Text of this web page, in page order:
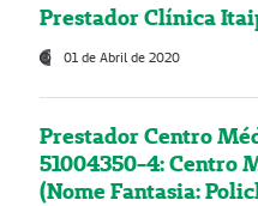
Prestador Clínica
01 de Abril de 2020
Prestador Centro
51004350-4: Centro
(Nome Fantasia: